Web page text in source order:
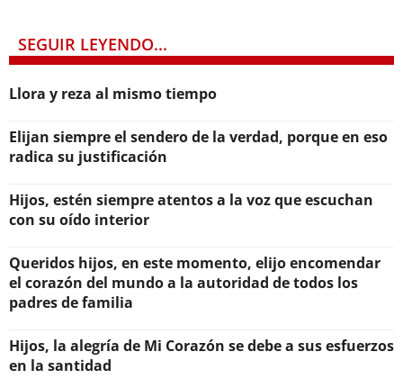
SEGUIR LEYENDO...
Llora y reza al mismo tiempo
Elijan siempre el sendero de la verdad, porque en eso
radica su justificación
Hijos, estén siempre atentos a la voz que escuchan
con su oído interior
Queridos hijos, en este momento, elijo encomendar
el corazón del mundo a la autoridad de todos los
padres de familia
Hijos, la alegría de Mi Corazón se debe a sus esfuerzos
en la santidad